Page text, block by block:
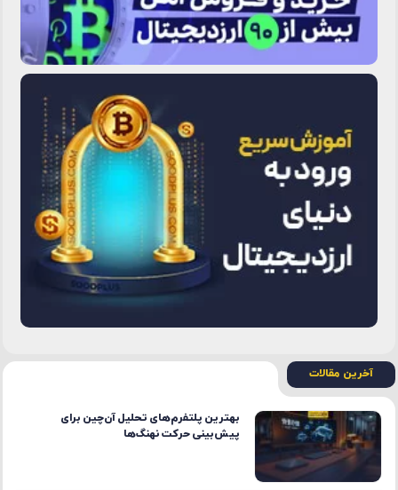
آخرین مقالات
بهترین پلتفرم‌های تحلیل آن‌چین برای
پیش‌بینی حرکت نهنگ‌ها